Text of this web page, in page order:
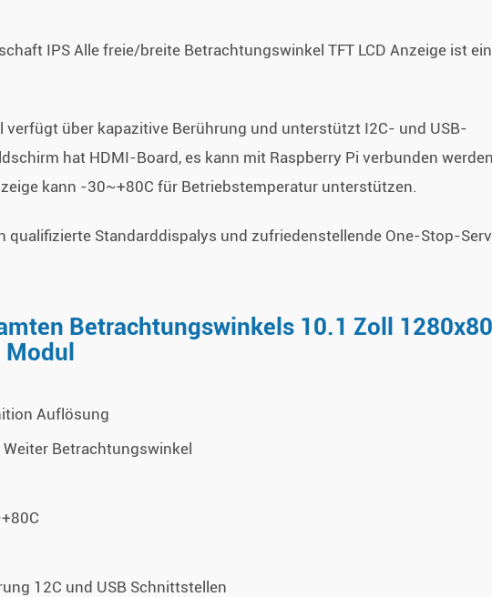
IPS Alle freie/breite Betrachtungswinkel TFT LCD Anzeige ist
verfügt über kapazitive Berührung und unterstützt I2C- und USB-
hat HDMI-Board, es kann mit Raspberry Pi verbunden
kann -30~+80C für Betriebstemperatur unterstützen.
qualifizierte Standarddispalys und zufriedenstellende One-Stop-
Betrachtungswinkels 10.1 Zoll
Auflösung
Betrachtungswinkel
12C und USB Schnittstellen